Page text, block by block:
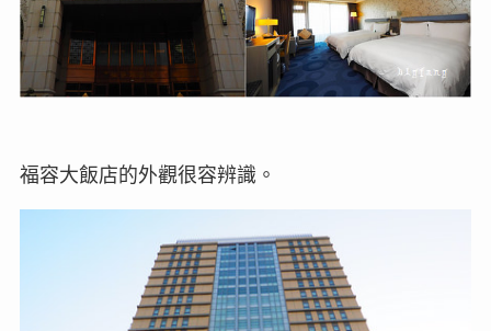
福容大飯店的外觀很容辨識。